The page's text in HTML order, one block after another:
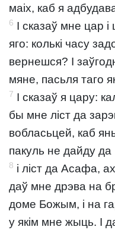
маіх, каб я
6 І сказаў мне цар
яго: колькі часу
вернешся? І
мяне, пасьля таго
7 І сказаў я цару:
бы мне ліст да
вобласьцей, каб
пакуль не дайду да
8 і ліст да Асафа,
даў мне дрэва на
доме Божым, і на
у якім мне жыць. І